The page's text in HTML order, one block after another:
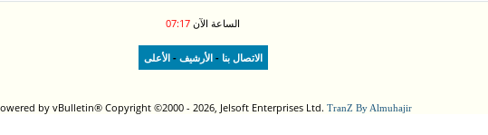
الساعة الآن 07:17
الاتصال بنا -الأرشيف -الأعلى
by vBulletin® Copyright ©2000 - 2026, Jelsoft Enterprises Ltd. TranZ By Almuhajir